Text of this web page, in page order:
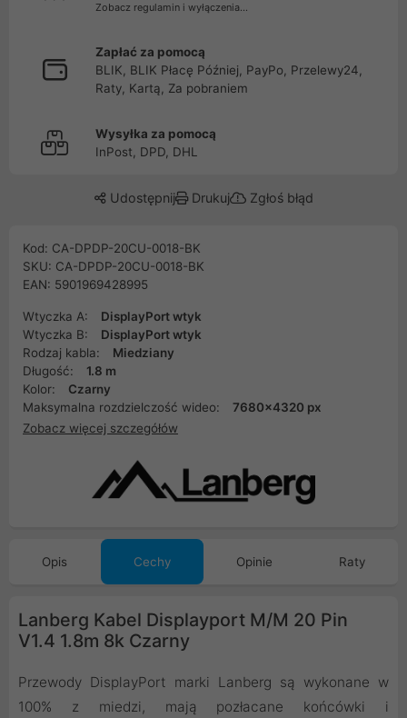
Zobacz regulamin i wyłączenia...
Zapłać za pomocą
BLIK, BLIK Płacę Później, PayPo, Przelewy24,
Raty, Kartą, Za pobraniem
Wysyłka za pomocą
InPost, DPD, DHL
Udostępnij Drukuj Zgłoś błąd
Kod: CA-DPDP-20CU-0018-BK
SKU: CA-DPDP-20CU-0018-BK
EAN: 5901969428995
Wtyczka A:
DisplayPort wtyk
Wtyczka B:
DisplayPort wtyk
Rodzaj kabla:
Miedziany
Długość:
1.8 m
Kolor:
Czarny
Maksymalna rozdzielczość wideo:
7680x4320 px
Zobacz więcej szczegółów
Opis Cechy Opinie Raty
Lanberg Kabel Displayport M/M 20 Pin
V1.4 1.8m 8k Czarny
Przewody DisplayPort marki Lanberg są wykonane w
100% z miedzi, mają pozłacane końcówki i